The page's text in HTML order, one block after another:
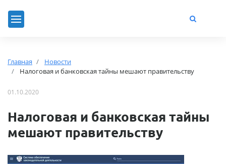
Главная
Новости
Налоговая и банковская тайны мешают правительству
01.10.2020
Налоговая и банковская тайны
мешают правительству